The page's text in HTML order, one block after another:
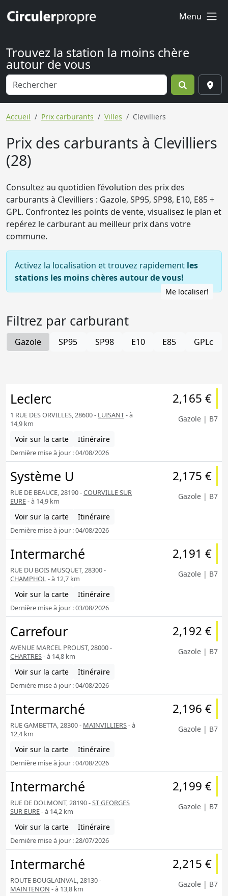
Menu
Trouvez la station la moins chère
autour de vous
Accueil Prix carburants Villes Clevilliers
Prix des carburants à Clevilliers
(28)
Consultez au quotidien l’évolution des prix des
carburants à Clevilliers : Gazole, SP95, SP98, E10, E85 +
GPL. Confrontez les points de vente, visualisez le plan et
repérez le carburant au meilleur prix dans votre
commune.
Activez la localisation et trouvez rapidement les
stations les moins chères autour de vous!
Me localiser!
Filtrez par carburant
Gazole SP95 SP98 E10 E85 GPLc
Leclerc
1 RUE DES ORVILLES, 28600 - LUISANT- à
14,9 km
Voir sur la carte Itinéraire
Dernière mise à jour : 04/08/2026
2,165 €
Gazole | B7
Système U
RUE DE BEAUCE, 28190 -COURVILLE SUR
EURE- à 14,9 km
Voir sur la carte Itinéraire
Dernière mise à jour : 04/08/2026
2,175 €
Gazole | B7
Intermarché
RUE DU BOIS MUSQUET, 28300 -
CHAMPHOL- à 12,7 km
Voir sur la carte Itinéraire
Dernière mise à jour : 03/08/2026
2,191 €
Gazole | B7
Carrefour
AVENUE MARCEL PROUST, 28000 -
CHARTRES- à 14,8 km
Voir sur la carte Itinéraire
Dernière mise à jour : 04/08/2026
2,192 €
Gazole | B7
Intermarché
RUE GAMBETTA, 28300 - MAINVILLIERS- à
12,4 km
Voir sur la carte Itinéraire
Dernière mise à jour : 04/08/2026
2,196 €
Gazole | B7
Intermarché
RUE DE DOLMONT, 28190 -ST GEORGES
SUR EURE- à 14,2 km
Voir sur la carte Itinéraire
Dernière mise à jour : 28/07/2026
2,199 €
Gazole | B7
Intermarché
ROUTE BOUGLAINVAL, 28130 -
MAINTENON - à 13,8 km
2,215 €
Gazole | B7